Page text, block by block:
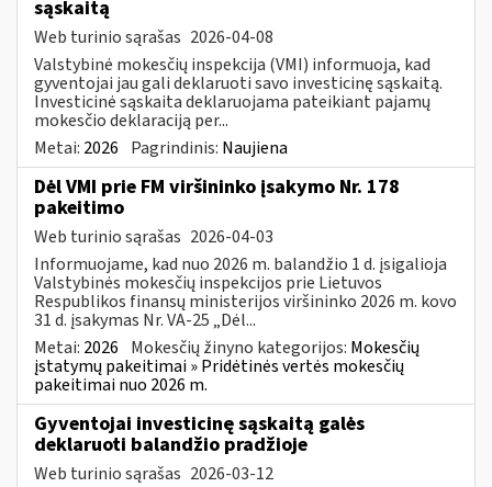
sąskaitą
Web turinio sąrašas 2026-04-08
Valstybinė mokesčių inspekcija (VMI) informuoja, kad
gyventojai jau gali deklaruoti savo investicinę sąskaitą.
Investicinė sąskaita deklaruojama pateikiant pajamų
mokesčio deklaraciją per...
Metai: 2026 Pagrindinis: Naujiena
Dėl VMI prie FM viršininko įsakymo Nr. 178
pakeitimo
Web turinio sąrašas 2026-04-03
Informuojame, kad nuo 2026 m. balandžio 1 d. įsigalioja
Valstybinės mokesčių inspekcijos prie Lietuvos
Respublikos finansų ministerijos viršininko 2026 m. kovo
31 d. įsakymas Nr. VA-25 „Dėl...
Metai: 2026 Mokesčių žinyno kategorijos: Mokesčių
įstatymų pakeitimai » Pridėtinės vertės mokesčių
pakeitimai nuo 2026 m.
Gyventojai investicinę sąskaitą galės
deklaruoti balandžio pradžioje
Web turinio sąrašas 2026-03-12